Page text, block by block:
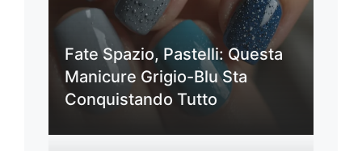
Fate Spazio, Pastelli: Questa
Manicure Grigio-Blu Sta
Conquistando Tutto